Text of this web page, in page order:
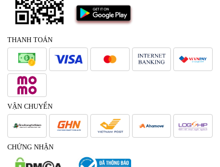
THANH TOÁN
VẬN CHUYỂN
CHỨNG NHẬN